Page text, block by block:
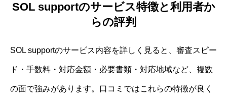
SOL supportのサービス特徴と利用者か
らの評判
SOL supportのサービス内容を詳しく見ると、審査スピー
ド・手数料・対応金額・必要書類・対応地域など、複数
の面で強みがあります。口コミではこれらの特徴が良く